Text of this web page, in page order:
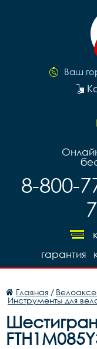
Ваш
8-800-
гарантия
Главная /
Инструменты для